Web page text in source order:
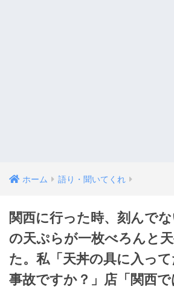
ホーム 語り・聞いてくれ
関西に行った時、刻んで
の天ぷらが一枚べろんと
た。私「天丼の具に入っ
事故ですか？」店「関西で